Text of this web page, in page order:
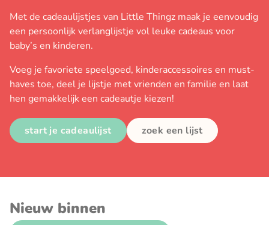
Met de cadeaulijstjes van Little Thingz maak je eenvoudig
een persoonlijk verlanglijstje vol leuke cadeaus voor
baby’s en kinderen.
Voeg je favoriete speelgoed, kinderaccessoires en must-
haves toe, deel je lijstje met vrienden en familie en laat
hen gemakkelijk een cadeautje kiezen!
start je cadeaulijst zoek een lijst
Nieuw binnen